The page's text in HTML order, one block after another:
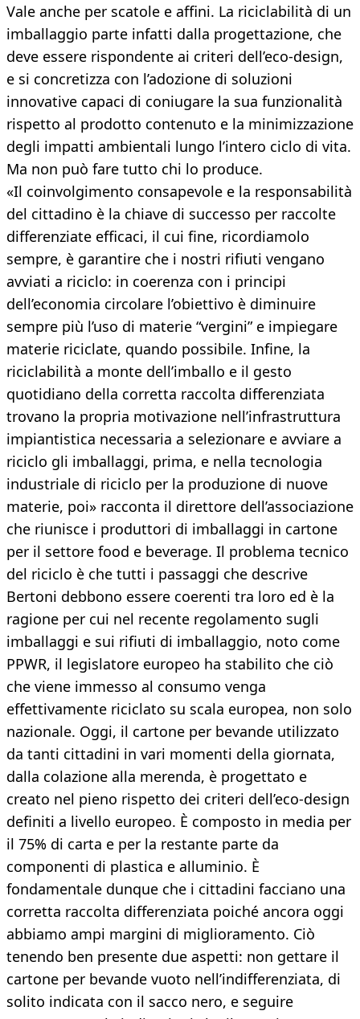
Vale anche per scatole e affini. La riciclabilità di un
imballaggio parte infatti dalla progettazione, che
deve essere rispondente ai criteri dell’eco-design,
e si concretizza con l’adozione di soluzioni
innovative capaci di coniugare la sua funzionalità
rispetto al prodotto contenuto e la minimizzazione
degli impatti ambientali lungo l’intero ciclo di vita.
Ma non può fare tutto chi lo produce.
«Il coinvolgimento consapevole e la responsabilità
del cittadino è la chiave di successo per raccolte
differenziate efficaci, il cui fine, ricordiamolo
sempre, è garantire che i nostri rifiuti vengano
avviati a riciclo: in coerenza con i principi
dell’economia circolare l’obiettivo è diminuire
sempre più l’uso di materie “vergini” e impiegare
materie riciclate, quando possibile. Infine, la
riciclabilità a monte dell’imballo e il gesto
quotidiano della corretta raccolta differenziata
trovano la propria motivazione nell’infrastruttura
impiantistica necessaria a selezionare e avviare a
riciclo gli imballaggi, prima, e nella tecnologia
industriale di riciclo per la produzione di nuove
materie, poi» racconta il direttore dell’associazione
che riunisce i produttori di imballaggi in cartone
per il settore food e beverage. Il problema tecnico
del riciclo è che tutti i passaggi che descrive
Bertoni debbono essere coerenti tra loro ed è la
ragione per cui nel recente regolamento sugli
imballaggi e sui rifiuti di imballaggio, noto come
PPWR, il legislatore europeo ha stabilito che ciò
che viene immesso al consumo venga
effettivamente riciclato su scala europea, non solo
nazionale. Oggi, il cartone per bevande utilizzato
da tanti cittadini in vari momenti della giornata,
dalla colazione alla merenda, è progettato e
creato nel pieno rispetto dei criteri dell’eco-design
definiti a livello europeo. È composto in media per
il 75% di carta e per la restante parte da
componenti di plastica e alluminio. È
fondamentale dunque che i cittadini facciano una
corretta raccolta differenziata poiché ancora oggi
abbiamo ampi margini di miglioramento. Ciò
tenendo ben presente due aspetti: non gettare il
cartone per bevande vuoto nell’indifferenziata, di
solito indicata con il sacco nero, e seguire